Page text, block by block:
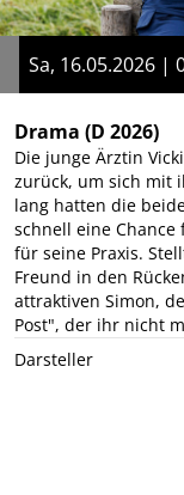
Sa, 16.05.2026 |
Drama (D 2026)
Die junge Ärztin
zurück, um sich mit
lang hatten die
schnell eine Chance
für seine Praxis.
Freund in den
attraktiven Simon,
Post", der ihr nicht
Darsteller